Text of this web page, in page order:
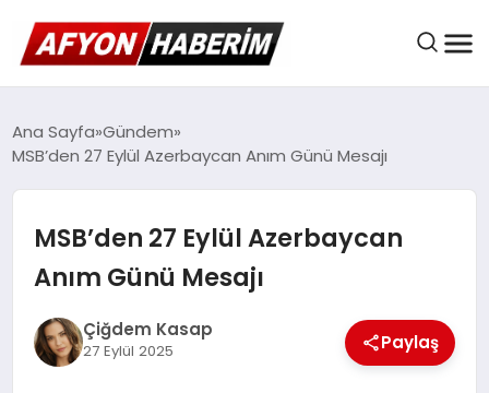
AFYON HABER
BELEDIYELER
EKONOMI
Ana Sayfa Gündem
MSB’den 27 Eylül Azerbaycan Anım Günü Mesajı
MSB’den 27 Eylül Azerbaycan
Anım Günü Mesajı
Çiğdem Kasap
27 Eylül 2025 Paylaş